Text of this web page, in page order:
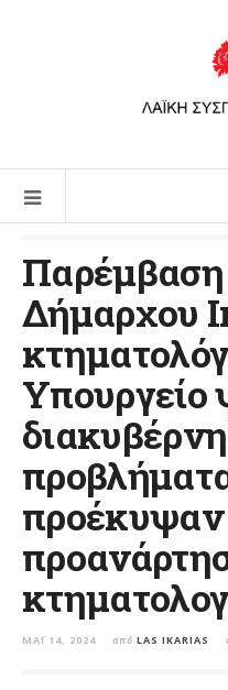
Παρέμβαση
Δήμαρχου
Υπουργείο
προέκυψαν
ΜΆΙ 14, 2024 από LAS IKARIAS